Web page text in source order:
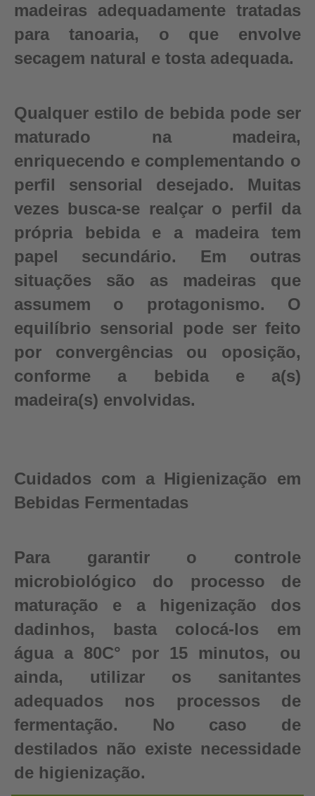
madeiras adequadamente tratadas
para tanoaria, o que envolve
secagem natural e tosta adequada.
Qualquer estilo de bebida pode ser
maturado na madeira,
enriquecendo e complementando o
perfil sensorial desejado. Muitas
vezes busca-se realçar o perfil da
própria bebida e a madeira tem
papel secundário. Em outras
situações são as madeiras que
assumem o protagonismo. O
equilíbrio sensorial pode ser feito
por convergências ou oposição,
conforme a bebida e a(s)
madeira(s) envolvidas.
Cuidados com a Higienização em
Bebidas Fermentadas
Para garantir o controle
microbiológico do processo de
maturação e a higenização dos
dadinhos, basta colocá-los em
água a 80C° por 15 minutos, ou
ainda, utilizar os sanitantes
adequados nos processos de
fermentação. No caso de
destilados não existe necessidade
de higienização.